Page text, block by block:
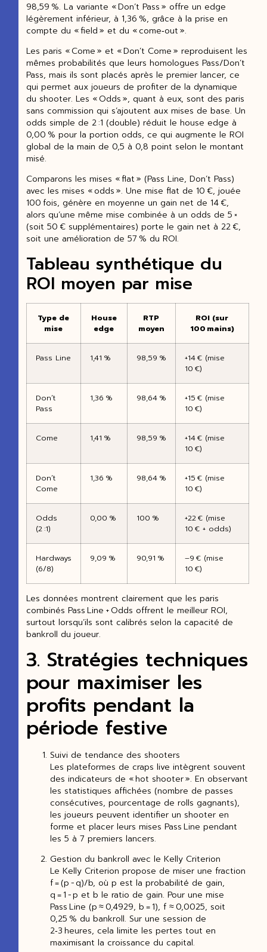
98,59 %. La variante « Don’t Pass » offre un edge
légèrement inférieur, à 1,36 %, grâce à la prise en
compte du « field » et du « come‑out ».
Les paris « Come » et « Don’t Come » reproduisent les
mêmes probabilités que leurs homologues Pass/Don’t
Pass, mais ils sont placés après le premier lancer, ce
qui permet aux joueurs de profiter de la dynamique
du shooter. Les « Odds », quant à eux, sont des paris
sans commission qui s’ajoutent aux mises de base. Un
odds simple de 2 :1 (double) réduit le house edge à
0,00 % pour la portion odds, ce qui augmente le ROI
global de la main de 0,5 à 0,8 point selon le montant
misé.
Comparons les mises « flat » (Pass Line, Don’t Pass)
avec les mises « odds ». Une mise flat de 10 €, jouée
100 fois, génère en moyenne un gain net de 14 €,
alors qu’une même mise combinée à un odds de 5 ×
(soit 50 € supplémentaires) porte le gain net à 22 €,
soit une amélioration de 57 % du ROI.
Tableau synthétique du
ROI moyen par mise
Type de
mise
House
edge
RTP
moyen
ROI (sur
100 mains)
Pass Line 1,41 % 98,59 %
+14 € (mise
10 €)
Don’t
Pass
1,36 % 98,64 %
+15 € (mise
10 €)
Come 1,41 % 98,59 %
+14 € (mise
10 €)
Don’t
Come
1,36 % 98,64 %
+15 € (mise
10 €)
Odds
(2 :1)
0,00 % 100 %
+22 € (mise
10 € + odds)
Hardways
(6/8)
9,09 % 90,91 %
–9 € (mise
10 €)
Les données montrent clairement que les paris
combinés Pass Line + Odds offrent le meilleur ROI,
surtout lorsqu’ils sont calibrés selon la capacité de
bankroll du joueur.
3. Stratégies techniques
pour maximiser les
profits pendant la
période festive
Suivi de tendance des shooters
Les plateformes de craps live intègrent souvent
des indicateurs de « hot shooter ». En observant
les statistiques affichées (nombre de passes
consécutives, pourcentage de rolls gagnants),
les joueurs peuvent identifier un shooter en
forme et placer leurs mises Pass Line pendant
les 5 à 7 premiers lancers.
Gestion du bankroll avec le Kelly Criterion
Le Kelly Criterion propose de miser une fraction
f = (p − q)/b, où p est la probabilité de gain,
q = 1 − p et b le ratio de gain. Pour une mise
Pass Line (p ≈ 0,4929, b = 1), f ≈ 0,0025, soit
0,25 % du bankroll. Sur une session de
2‑3 heures, cela limite les pertes tout en
maximisant la croissance du capital.